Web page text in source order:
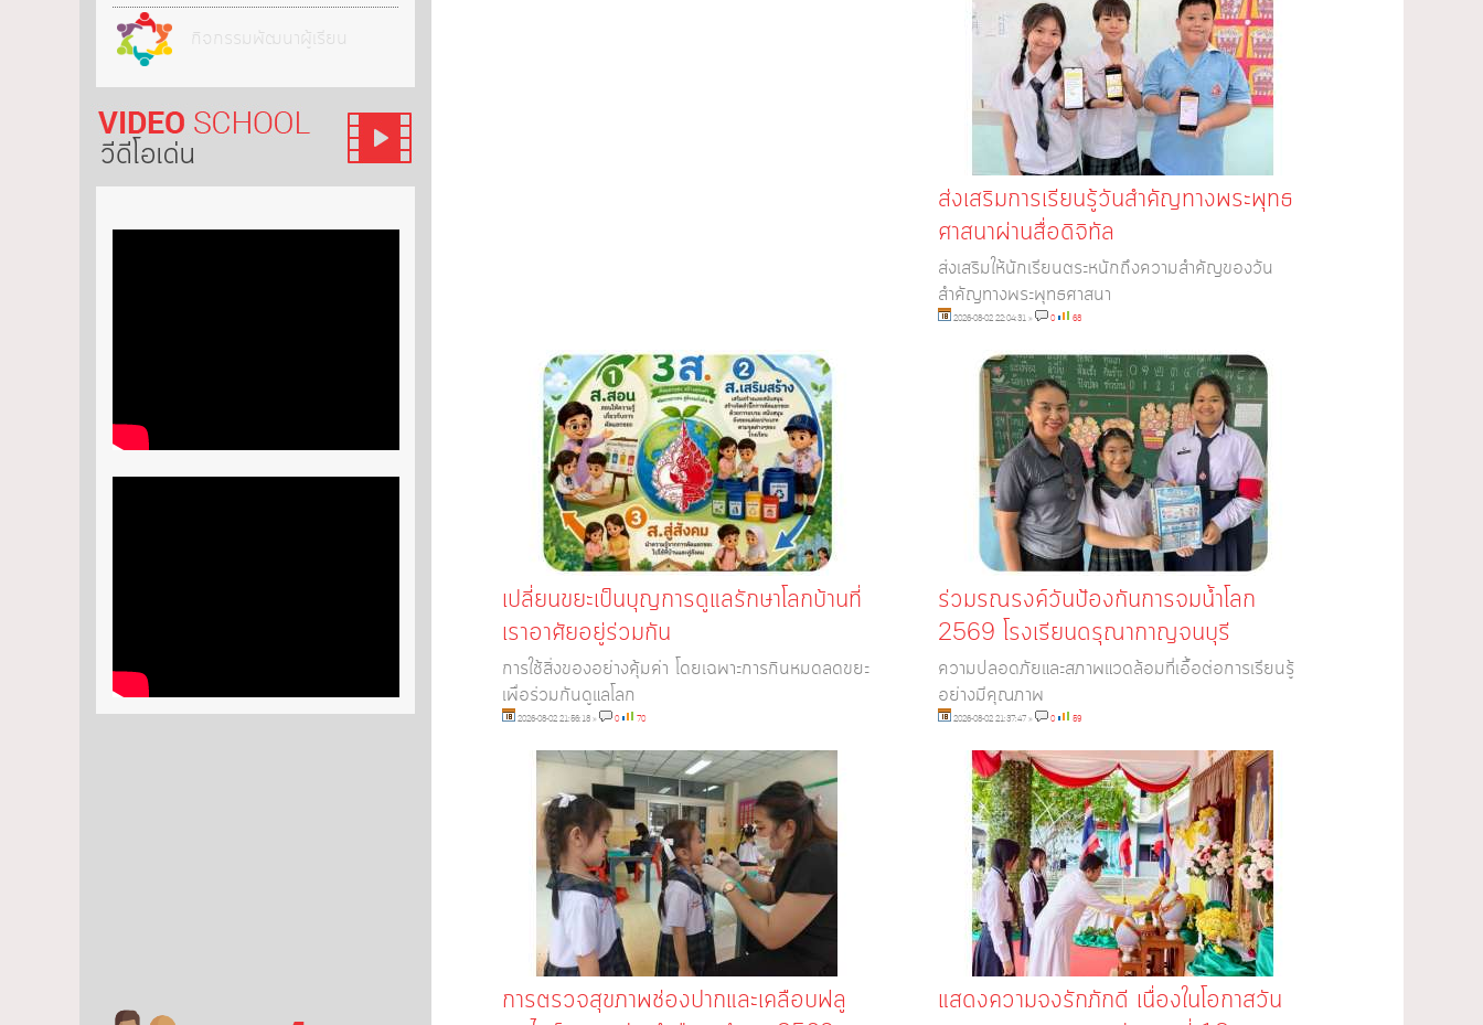
กิจกรรมพัฒนาผู้เรียน
วีดีโอ เด่น
ส่งเสริมการเรียนรู้วันสำคัญทางพระพุทธ
ศาสนาผ่านสื่อดิจิทัล
ส่งเสริมให้นักเรียนตระหนักถึงความสำคัญของวัน
สำคัญทางพระพุทธศาสนา
2026-08-02 22:04:31» 0 68
เปลี่ยนขยะเป็นบุญการดูแลรักษาโลกบ้านที่
เราอาศัยอยู่ร่วมกัน
การใช้สิ่งของอย่างคุ้มค่า โดยเฉพาะการกินหมดลดขยะ
เพื่อร่วมกันดูแลโลก
2026-08-02 21:56:18 » 0 70
ร่วมรณรงค์วันป้องกันการจมน้ำโลก
2569 โรงเรียนดรุณากาญจนบุรี
ความปลอดภัยและสภาพแวดล้อมที่เอื้อต่อการเรียนรู้
อย่างมีคุณภาพ
2026-08-02 21:37:47» 0 59
การตรวจสุขภาพช่องปากและเคลือบฟลู
แสดงความจงรักภักดี เนื่องในโอกาสวัน